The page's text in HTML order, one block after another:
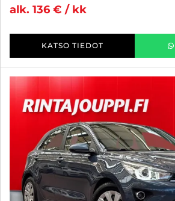
alk. 136 € / kk
KATSO TIEDOT